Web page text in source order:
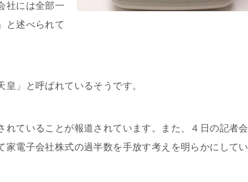
社には全部一
と述べられて
」と呼ばれているそうです。
ていることが報道されています。また、４日の記者会
家電子会社株式の過半数を手放す考えを明らかにしてい